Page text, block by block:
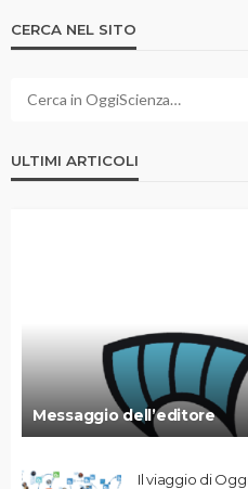
CERCA NEL SITO
ULTIMI ARTICOLI
Messaggio dell’editore
Il viaggio di